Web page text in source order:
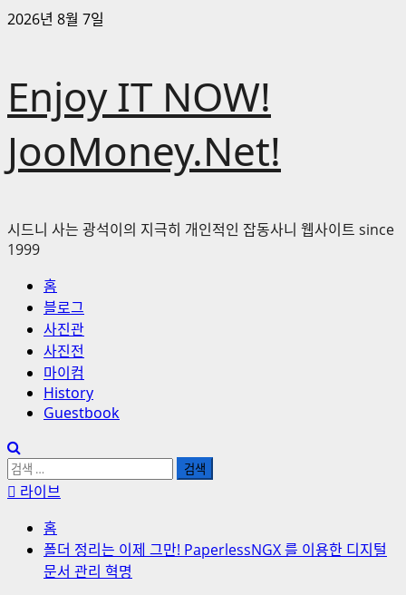
콘
로
바
기
2026년 8월 7일
Enjoy IT NOW!
JooMoney.Net!
시드니 사는 광석이의 지극히 개인적인 잡동사니 웹사이트 since
1999
홈
블로그
사진관
사진전
마이컴
History
Guestbook
검
색:라이브
홈
폴더 정리는 이제 그만! PaperlessNGX 를 이용한 디지털
문서 관리 혁명